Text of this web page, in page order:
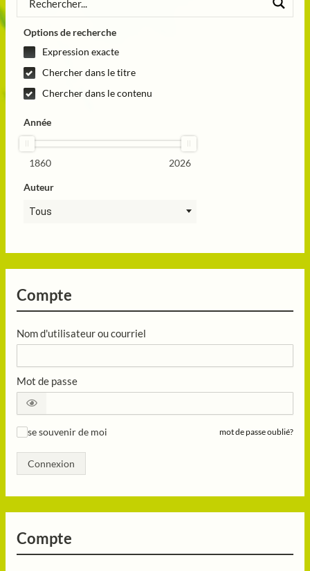
Options de recherche
Expression exacte
Chercher dans le titre
Chercher dans le contenu
Année
1860 2026
Auteur
Tous
Compte
Nom d'utilisateur ou courriel
Mot de passe
se souvenir de moi mot de passe oublié?
Connexion
Compte